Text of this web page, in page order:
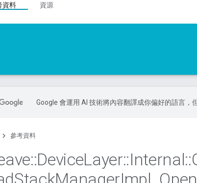
資料
資源
Google 會運用 AI 技術將內容翻譯成你偏好的語言，
參考資料
::DeviceLayer::Internal::
StackManagerImpl Open